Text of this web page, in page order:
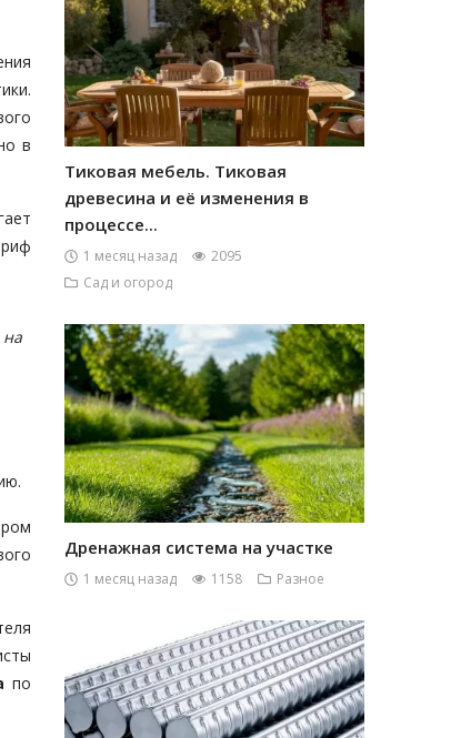
в
на
по
Тиковая мебель. Тиковая
древесина и её изменения в
процессе...
1 месяц назад
2095
Сад и огород
Дренажная система на участке
1 месяц назад 1158 Разное